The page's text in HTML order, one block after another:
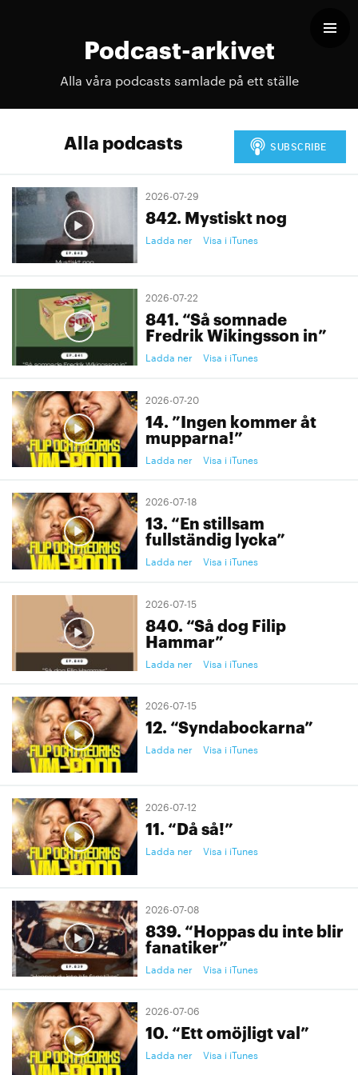
Podcast-arkivet
Alla våra podcasts samlade på ett ställe
Alla podcasts
2026-07-29
842. Mystiskt nog
Ladda ner Visa i iTunes
2026-07-22
841. “Så somnade
Fredrik Wikingsson in”
Ladda ner Visa i iTunes
2026-07-20
14. ”Ingen kommer åt
mupparna!”
Ladda ner Visa i iTunes
2026-07-18
13. “En stillsam
fullständig lycka”
Ladda ner Visa i iTunes
2026-07-15
840. “Så dog Filip
Hammar”
Ladda ner Visa i iTunes
2026-07-15
12. “Syndabockarna”
Ladda ner Visa i iTunes
2026-07-12
11. “Då så!”
Ladda ner Visa i iTunes
2026-07-08
839. “Hoppas du inte blir
fanatiker”
Ladda ner Visa i iTunes
2026-07-06
10. “Ett omöjligt val”
Ladda ner Visa i iTunes